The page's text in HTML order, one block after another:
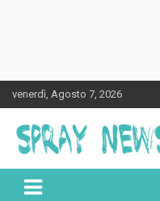
to
content
venerdì, Agosto 7, 2026
Spraynews.it